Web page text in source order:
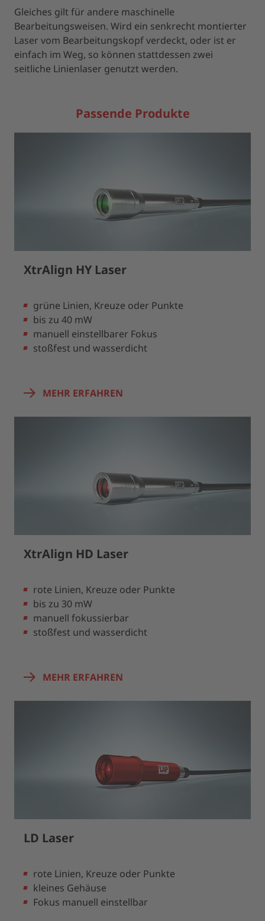
Gleiches gilt für andere maschinelle
Bearbeitungsweisen. Wird ein senkrecht montierter
Laser vom Bearbeitungskopf verdeckt, oder ist er
einfach im Weg, so können stattdessen zwei
seitliche Linienlaser genutzt werden.
Passende Produkte
XtrAlign HY Laser
grüne Linien, Kreuze oder Punkte
bis zu 40 mW
manuell einstellbarer Fokus
stoßfest und wasserdicht
MEHR ERFAHREN
XtrAlign HD Laser
rote Linien, Kreuze oder Punkte
bis zu 30 mW
manuell fokussierbar
stoßfest und wasserdicht
MEHR ERFAHREN
LD Laser
rote Linien, Kreuze oder Punkte
kleines Gehäuse
Fokus manuell einstellbar